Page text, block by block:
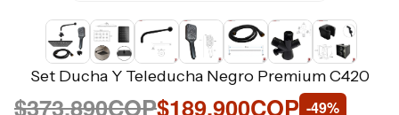
Set Ducha Y Teleducha Negro Premium C420
$373.890COP$189.900COP -49%